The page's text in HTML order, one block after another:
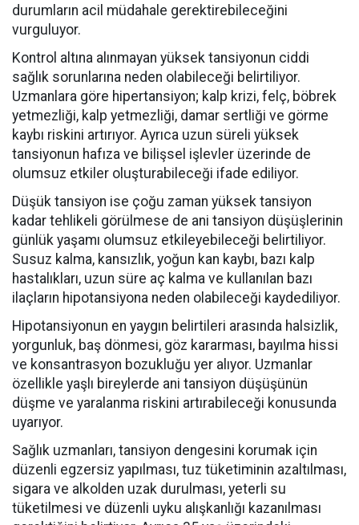
durumların acil müdahale gerektirebileceğini
vurguluyor.
Kontrol altına alınmayan yüksek tansiyonun ciddi
sağlık sorunlarına neden olabileceği belirtiliyor.
Uzmanlara göre hipertansiyon; kalp krizi, felç, böbrek
yetmezliği, kalp yetmezliği, damar sertliği ve görme
kaybı riskini artırıyor. Ayrıca uzun süreli yüksek
tansiyonun hafıza ve bilişsel işlevler üzerinde de
olumsuz etkiler oluşturabileceği ifade ediliyor.
Düşük tansiyon ise çoğu zaman yüksek tansiyon
kadar tehlikeli görülmese de ani tansiyon düşüşlerinin
günlük yaşamı olumsuz etkileyebileceği belirtiliyor.
Susuz kalma, kansızlık, yoğun kan kaybı, bazı kalp
hastalıkları, uzun süre aç kalma ve kullanılan bazı
ilaçların hipotansiyona neden olabileceği kaydediliyor.
Hipotansiyonun en yaygın belirtileri arasında halsizlik,
yorgunluk, baş dönmesi, göz kararması, bayılma hissi
ve konsantrasyon bozukluğu yer alıyor. Uzmanlar
özellikle yaşlı bireylerde ani tansiyon düşüşünün
düşme ve yaralanma riskini artırabileceği konusunda
uyarıyor.
Sağlık uzmanları, tansiyon dengesini korumak için
düzenli egzersiz yapılması, tuz tüketiminin azaltılması,
sigara ve alkolden uzak durulması, yeterli su
tüketilmesi ve düzenli uyku alışkanlığı kazanılması